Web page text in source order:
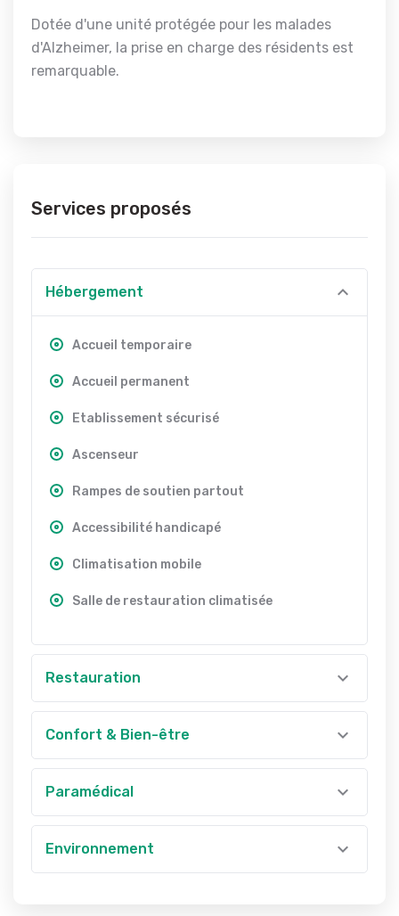
Dotée d'une unité protégée pour les malades
d'Alzheimer, la prise en charge des résidents est
remarquable.
Services proposés
Hébergement
Accueil temporaire
Accueil permanent
Etablissement sécurisé
Ascenseur
Rampes de soutien partout
Accessibilité handicapé
Climatisation mobile
Salle de restauration climatisée
Restauration
Confort & Bien-être
Paramédical
Environnement